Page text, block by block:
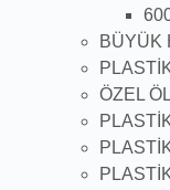
BÜYÜK
ÖZEL